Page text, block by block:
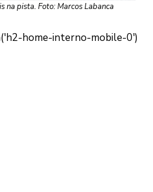
na pista. Foto: Marcos Labanca